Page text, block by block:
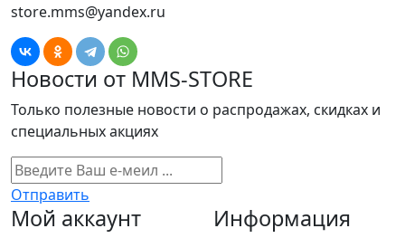
store.mms@yandex.ru
Новости от MMS-STORE
Только полезные новости о распродажах, скидках и
специальных акциях
Отправить
Мой аккаунт Информация